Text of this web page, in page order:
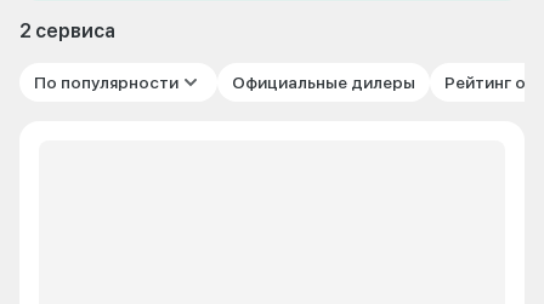
2 сервиса
По популярности Официальные дилеры Рейтинг